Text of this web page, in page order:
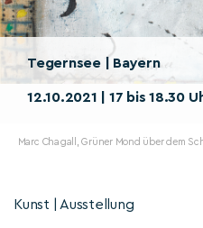
Tegernsee | Bayern
12.10.2021 | 17 bis 18.30
Marc Chagall, Grüner Mond über dem
Kunst | Ausstellung